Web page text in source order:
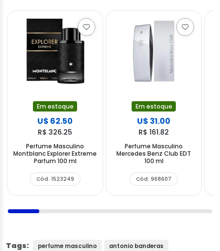
Em estoque
U$ 62.50
R$ 326.25
Perfume Masculino
Montblanc Explorer Extreme
Parfum 100 ml
Cód. 1523249
Em estoque
U$ 31.00
R$ 161.82
Perfume Masculino
Mercedes Benz Club EDT
100 ml
Cód. 968607
Tags: perfume masculino antonio banderas